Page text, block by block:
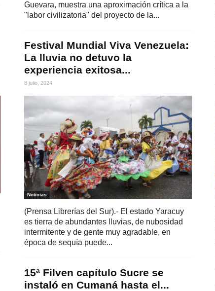
Guevara, muestra una aproximación crítica a la
"labor civilizatoria" del proyecto de la...
Festival Mundial Viva Venezuela:
La lluvia no detuvo la
experiencia exitosa...
8 julio, 2024
Noticias
(Prensa Librerías del Sur).- El estado Yaracuy
es tierra de abundantes lluvias, de nubosidad
intermitente y de gente muy agradable, en
época de sequía puede...
15ª Filven capítulo Sucre se
instaló en Cumaná hasta el...